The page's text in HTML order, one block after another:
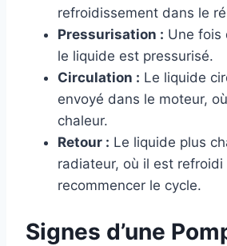
refroidissement dans le
Pressurisation : Une fois
le liquide est pressurisé.
Circulation : Le liquide
envoyé dans le moteur,
chaleur.
Retour : Le liquide plus
radiateur, où il est refroidi
recommencer le cycle.
Signes d’une